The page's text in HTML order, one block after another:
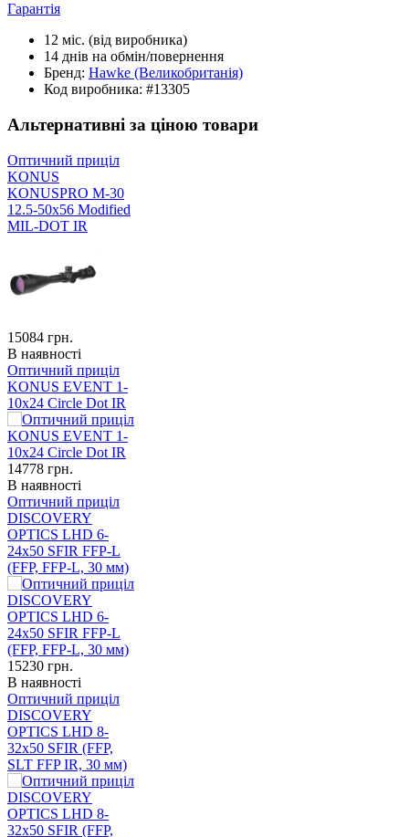
Гарантія
12 міс. (від виробника)
14 днів на обмін/повернення
Бренд: Hawke (Великобританія)
Код виробника: #13305
Альтернативні за ціною товари
Оптичний приціл
KONUS
KONUSPRO M-30
12.5-50x56 Modified
MIL-DOT IR
15084 грн.
В наявності
Оптичний приціл
KONUS EVENT 1-
10x24 Circle Dot IR
14778 грн.
В наявності
Оптичний приціл
DISCOVERY
OPTICS LHD 6-
24x50 SFIR FFP-L
(FFP, FFP-L, 30 мм)
15230 грн.
В наявності
Оптичний приціл
DISCOVERY
OPTICS LHD 8-
32x50 SFIR (FFP,
SLT FFP IR, 30 мм)